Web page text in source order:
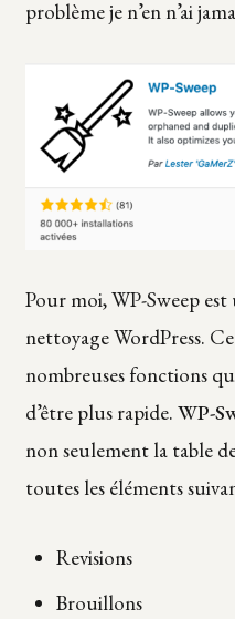
problème je n’en n’ai
Pour moi, WP-Sweep
nettoyage WordPress.
nombreuses fonctions
d’être plus rapide. WP-
non seulement la table
toutes les éléments
Revisions
Brouillons